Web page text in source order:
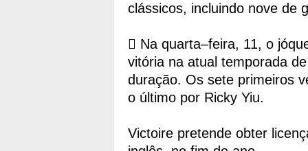
clássicos, incluindo nove de
 Na quarta–feira, 11, o
vitória na atual temporada
duração. Os sete primeiros
o último por Ricky Yiu.
Victoire pretende obter